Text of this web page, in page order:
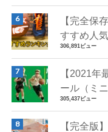
【完全保
すすめ人
306,891ビュー
【2021年
ール（ミ
305,437ビュー
【完全版